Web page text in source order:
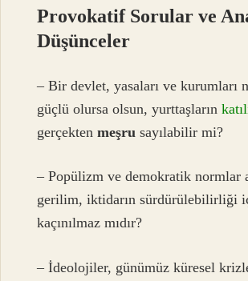
Provokatif Sorular ve
Düşünceler
– Bir devlet, yasaları ve kurumları
güçlü olursa olsun, yurttaşların
gerçektenmeşru sayılabilir mi?
– Popülizm ve demokratik normlar
gerilim, iktidarın sürdürülebilirliği
kaçınılmaz mıdır?
– İdeolojiler, günümüz küresel